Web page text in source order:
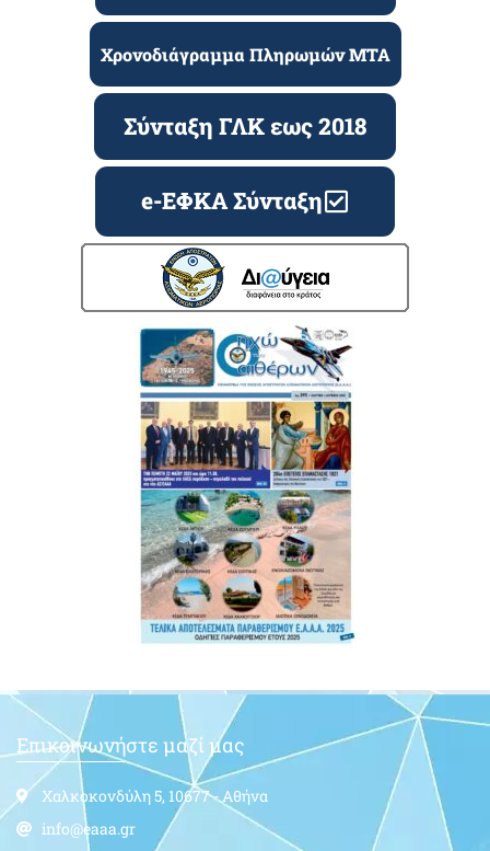
Χρονοδιάγραμμα Πληρωμών ΜΤΑ
Σύνταξη ΓΛΚ εως 2018
e-ΕΦΚΑ Σύνταξη
Επικοινωνήστε μαζί μας
Χαλκοκονδύλη 5, 10677 - Αθήνα
info@eaaa.gr